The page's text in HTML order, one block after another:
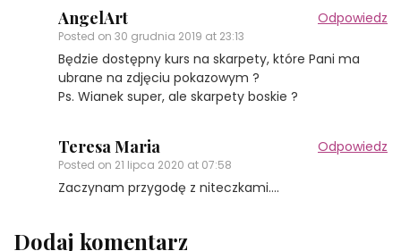
AngelArt
Posted on 30 grudnia 2019 at 23:13
Odpowiedz
Będzie dostępny kurs na skarpety, które Pani ma
ubrane na zdjęciu pokazowym ?
Ps. Wianek super, ale skarpety boskie ?
Teresa Maria
Posted on 21 lipca 2020 at 07:58
Odpowiedz
Zaczynam przygodę z niteczkami….
Dodaj komentarz